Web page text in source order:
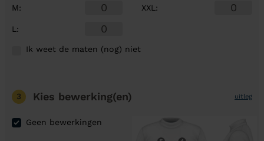
M:
L :
XXL :
Ik weet de maten (nog) niet
3 Kies bewerking(en) uitleg
Geen bewerkingen